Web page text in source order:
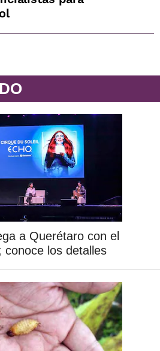
a Querétaro con el
conoce los detalles